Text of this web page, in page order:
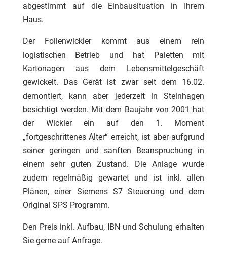
abgestimmt auf die Einbausituation in Ihrem
Haus.
Der Folienwickler kommt aus einem rein
logistischen Betrieb und hat Paletten mit
Kartonagen aus dem Lebensmittelgeschäft
gewickelt. Das Gerät ist zwar seit dem 16.02.
demontiert, kann aber jederzeit in Steinhagen
besichtigt werden. Mit dem Baujahr von 2001 hat
der Wickler ein auf den 1. Moment
„fortgeschrittenes Alter“ erreicht, ist aber aufgrund
seiner geringen und sanften Beanspruchung in
einem sehr guten Zustand. Die Anlage wurde
zudem regelmäßig gewartet und ist inkl. allen
Plänen, einer Siemens S7 Steuerung und dem
Original SPS Programm.
Den Preis inkl. Aufbau, IBN und Schulung erhalten
Sie gerne auf Anfrage.